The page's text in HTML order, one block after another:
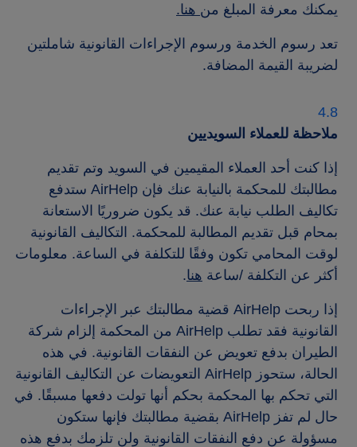
يمكنك معرفة المبلغ من هنا.
تعد رسوم الخدمة ورسوم الإجراءات القانونية شاملتين
لضريبة القيمة المضافة.
ملاحظة للعملاء السويديين
إذا كنت أحد العملاء المقيمين في السويد وتم تقديم
مطالبتك للمحكمة بالنيابة عنك فإن AirHelp ستدفع
تكاليف الطلب نيابة عنك. قد يكون ضروريًا الاستعانة
بمحام قبل تقديم المطالبة للمحكمة. التكاليف القانونية
لوقت المحامي تكون وفقًا للتكلفة في الساعة. معلومات
أكثر عن التكلفة /ساعة هنا.
إذا ربحت AirHelp قضية مطالبتك عبر الإجراءات
القانونية فقد تطلب AirHelp من المحكمة إلزام شركة
الطيران بدفع تعويض عن النفقات القانونية. في هذه
الحالة، ستحوز AirHelp التعويضات عن التكاليف القانونية
التي تحكم بها المحكمة بحكم أنها تولت دفعها مسبقًا. في
حال لم تفز AirHelp بقضية مطالبتك فإنها ستكون
مسؤولة عن دفع النفقات القانونية ولن تلزمك بدفع هذه